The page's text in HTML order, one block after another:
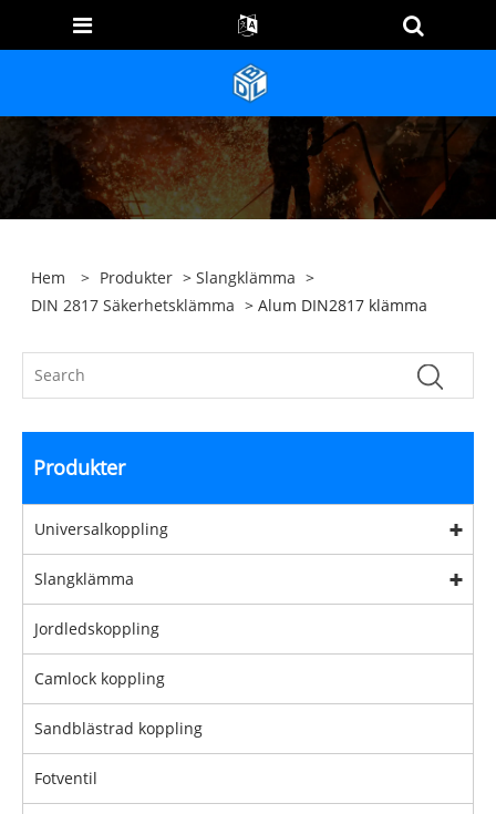
Hem > Produkter >Slangklämma >
DIN 2817 Säkerhetsklämma > Alum DIN2817 klämma
Produkter
Universalkoppling
Slangklämma
Jordledskoppling
Camlock koppling
Sandblästrad koppling
Fotventil